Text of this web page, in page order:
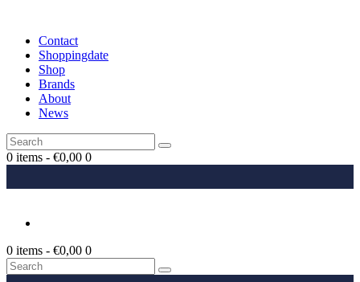
Contact
Shoppingdate
Shop
Brands
About
News
0 items - €0,00 0
0 items - €0,00 0